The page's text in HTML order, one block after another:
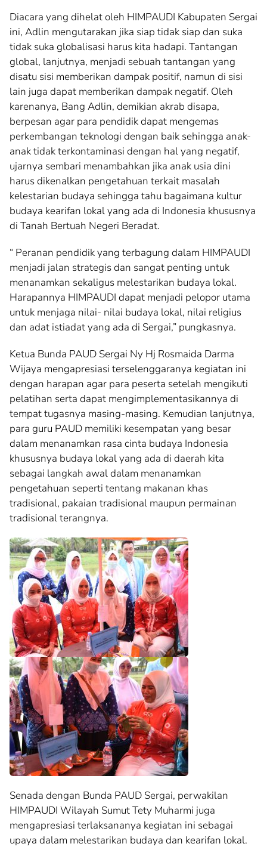
Diacara yang dihelat oleh HIMPAUDI Kabupaten Sergai
ini, Adlin mengutarakan jika siap tidak siap dan suka
tidak suka globalisasi harus kita hadapi. Tantangan
global, lanjutnya, menjadi sebuah tantangan yang
disatu sisi memberikan dampak positif, namun di sisi
lain juga dapat memberikan dampak negatif. Oleh
karenanya, Bang Adlin, demikian akrab disapa,
berpesan agar para pendidik dapat mengemas
perkembangan teknologi dengan baik sehingga anak-
anak tidak terkontaminasi dengan hal yang negatif,
ujarnya sembari menambahkan jika anak usia dini
harus dikenalkan pengetahuan terkait masalah
kelestarian budaya sehingga tahu bagaimana kultur
budaya kearifan lokal yang ada di Indonesia khususnya
di Tanah Bertuah Negeri Beradat.
“ Peranan pendidik yang terbagung dalam HIMPAUDI
menjadi jalan strategis dan sangat penting untuk
menanamkan sekaligus melestarikan budaya lokal.
Harapannya HIMPAUDI dapat menjadi pelopor utama
untuk menjaga nilai- nilai budaya lokal, nilai religius
dan adat istiadat yang ada di Sergai,” pungkasnya.
Ketua Bunda PAUD Sergai Ny Hj Rosmaida Darma
Wijaya mengapresiasi terselenggaranya kegiatan ini
dengan harapan agar para peserta setelah mengikuti
pelatihan serta dapat mengimplementasikannya di
tempat tugasnya masing-masing. Kemudian lanjutnya,
para guru PAUD memiliki kesempatan yang besar
dalam menanamkan rasa cinta budaya Indonesia
khususnya budaya lokal yang ada di daerah kita
sebagai langkah awal dalam menanamkan
pengetahuan seperti tentang makanan khas
tradisional, pakaian tradisional maupun permainan
tradisional terangnya.
Senada dengan Bunda PAUD Sergai, perwakilan
HIMPAUDI Wilayah Sumut Tety Muharmi juga
mengapresiasi terlaksananya kegiatan ini sebagai
upaya dalam melestarikan budaya dan kearifan lokal.